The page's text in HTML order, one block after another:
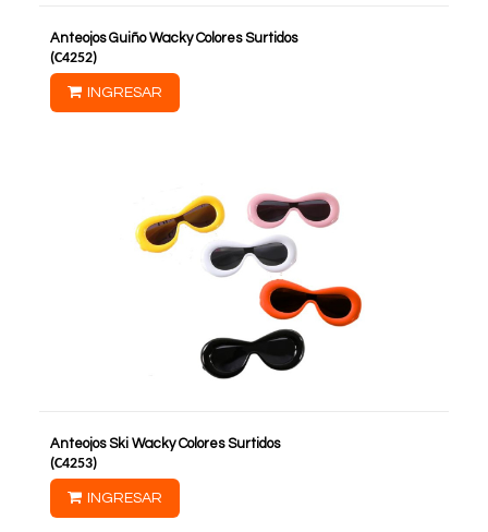
Anteojos Guiño Wacky Colores Surtidos
(C4252)
INGRESAR
Anteojos Ski Wacky Colores Surtidos
(C4253)
INGRESAR